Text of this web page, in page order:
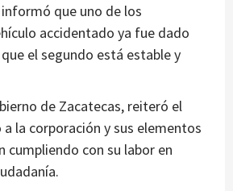
que uno de los
accidentado ya fue dado
el segundo está estable y
de Zacatecas, reiteró el
la corporación y sus elementos
cumpliendo con su labor en